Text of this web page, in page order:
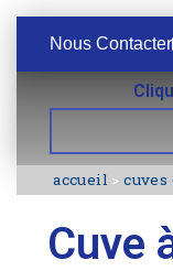
Nous Contacter
accueil>cuves
Cuve